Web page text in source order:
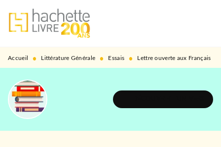
MENU RECHERCHE
PIED DE PAGE
Accueil • Littérature Générale • Essais • Lettre ouverte aux Français